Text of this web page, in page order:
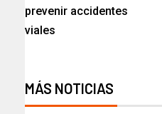
prevenir accidentes
viales
MÁS NOTICIAS